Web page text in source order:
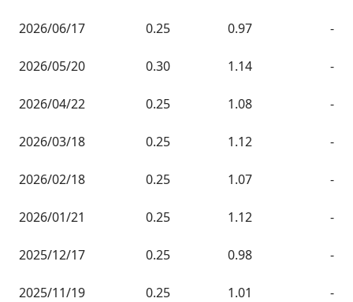
2026/06/17 0.25 0.97 -
2026/05/20 0.30 1.14 -
2026/04/22 0.25 1.08 -
2026/03/18 0.25 1.12 -
2026/02/18 0.25 1.07 -
2026/01/21 0.25 1.12 -
2025/12/17 0.25 0.98 -
2025/11/19 0.25 1.01 -